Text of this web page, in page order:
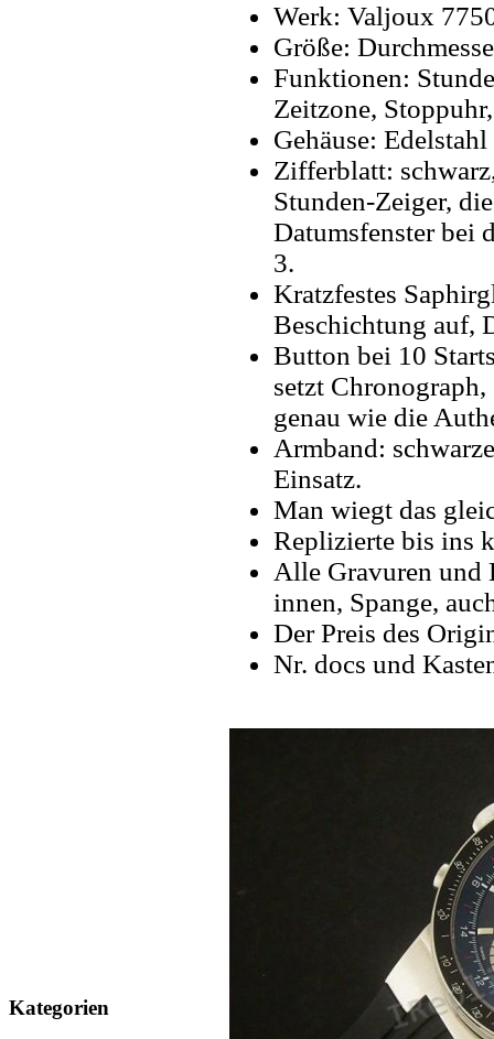
Kategorien
Werk: Valjoux
Größe:
Funktionen:
Zeitzone,
Gehäuse:
Zifferblatt:
Stunden-Zeiger,
Datumsfenster bei
3.
Kratzfestes
Beschichtung auf,
Button bei 10
setzt
genau wie die
Armband:
Einsatz.
Man wiegt das
Replizierte bis ins
Alle Gravuren und
innen, Spange,
Der Preis des
Nr. docs und